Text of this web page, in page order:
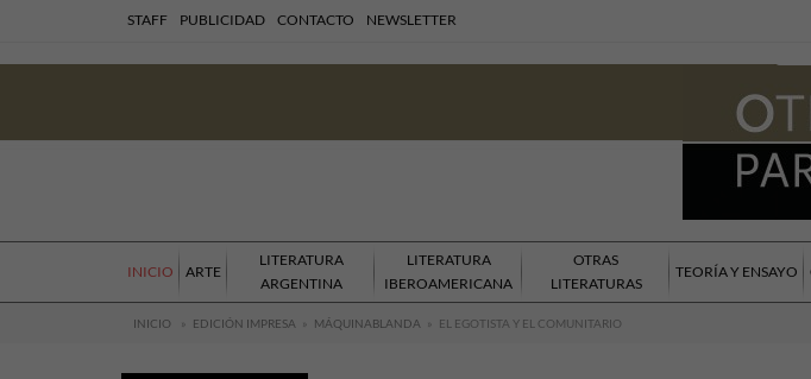
STAFF PUBLICIDAD CONTACTO NEWSLETTER
INICIO ARTE
LITERATURA
ARGENTINA
LITERATURA
IBEROAMERICANA
OTRAS
LITERATURAS
TEORÍA Y ENSAYO
INICIO » EDICIÓN IMPRESA » MÁQUINABLANDA » EL EGOTISTA Y EL COMUNITARIO